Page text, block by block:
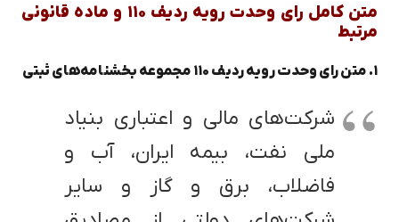
متن کامل رای وحدت رویه ردیف ۱۱۰ و ماده قانونی
مرتبط
۱. متن رای وحدت رویه ردیف ۱۱۰ مجموعه بخشنامه‌های ثبتی
شرکت‌های مالی و اعتباری بنیاد
ملی نفت، بیمه ایران، آب و
فاضلاب، برق و گاز و سایر